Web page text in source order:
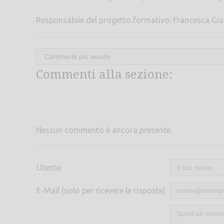
Responsabile del progetto formativo: Francesca
Commenti alla sezione:
Nessun commento è ancora presente.
Utente:
E-Mail (solo per ricevere le risposte)